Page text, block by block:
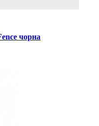
чорна